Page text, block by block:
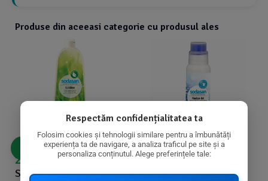
Produse din aceeasi categorie cu produsul ales
Solutie Detartranta
29,55
Gel Bio Pentru Scos
17,83lei
Respectăm confidențialitatea ta
Folosim cookies și tehnologii similare pentru a îmbunătăți
experiența ta de navigare, a analiza traficul pe site și a
personaliza conținutul. Alege preferințele tale: